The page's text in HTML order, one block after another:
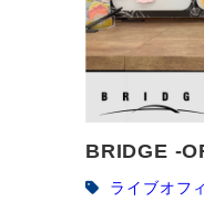
BRIDGE -
ライブオフ